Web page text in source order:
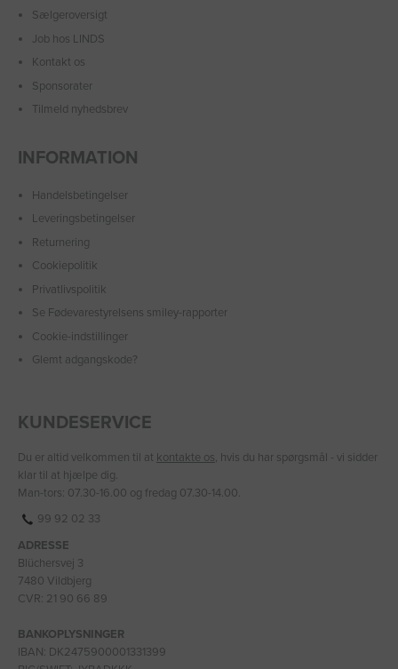
Sælgeroversigt
Job hos LINDS
Kontakt os
Sponsorater
Tilmeld nyhedsbrev
INFORMATION
Handelsbetingelser
Leveringsbetingelser
Returnering
Cookiepolitik
Privatlivspolitik
Se Fødevarestyrelsens smiley-rapporter
Cookie-indstillinger
Glemt adgangskode?
KUNDESERVICE
Du er altid velkommen til at kontakte os, hvis du har spørgsmål - vi sidder
klar til at hjælpe dig.
Man-tors: 07.30-16.00 og fredag 07.30-14.00.
99 92 02 33
ADRESSE
Blüchersvej 3
7480 Vildbjerg
CVR: 21 90 66 89
BANKOPLYSNINGER
IBAN: DK2475900001331399